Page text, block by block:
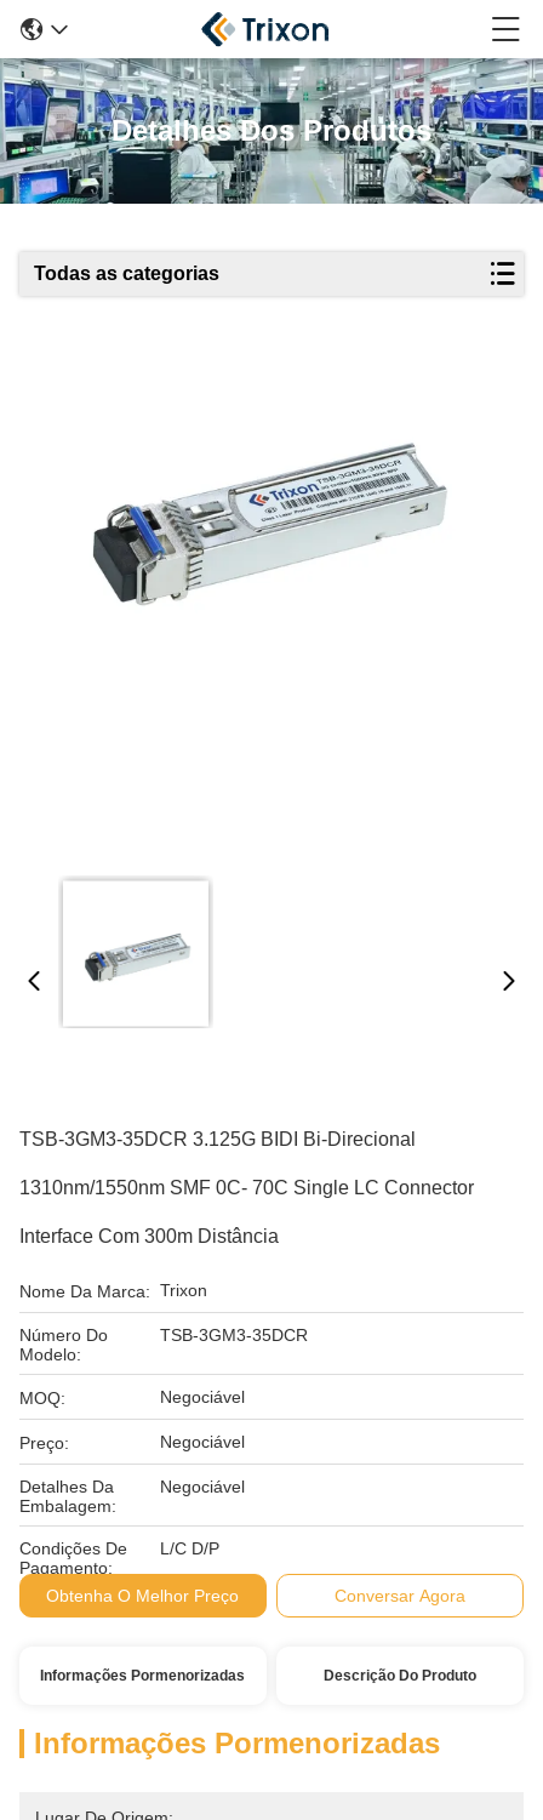
Detalhes Dos Produtos
Todas as categorias
TSB-3GM3-35DCR 3.125G BIDI Bi-Direcional
1310nm/1550nm SMF 0C- 70C Single LC Connector
Interface Com 300m Distância
Nome Da Marca: Trixon
Número Do
Modelo:
TSB-3GM3-35DCR
MOQ: Negociável
Preço: Negociável
Detalhes Da
Embalagem:
Negociável
Condições De
Pagamento:
L/C D/P
Obtenha O Melhor Preço Conversar Agora
Informações Pormenorizadas Descrição Do Produto
Informações Pormenorizadas